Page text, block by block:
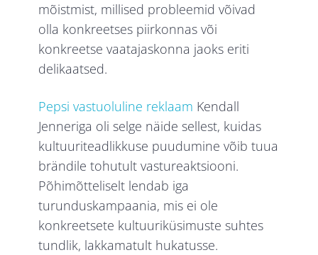
mõistmist, millised probleemid võivad
olla konkreetses piirkonnas või
konkreetse vaatajaskonna jaoks eriti
delikaatsed.
Pepsi vastuoluline reklaam Kendall
Jenneriga oli selge näide sellest, kuidas
kultuuriteadlikkuse puudumine võib tuua
brändile tohutult vastureaktsiooni.
Põhimõtteliselt lendab iga
turunduskampaania, mis ei ole
konkreetsete kultuuriküsimuste suhtes
tundlik, lakkamatult hukatusse.